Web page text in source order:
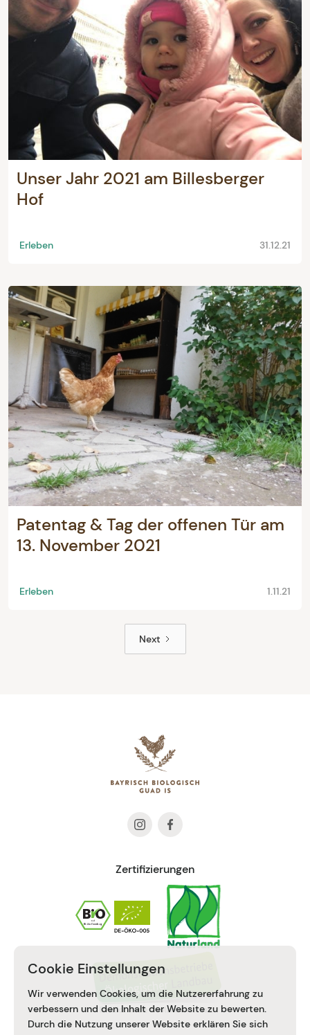
Unser Jahr 2021 am Billesberger
Hof
Erleben 31.12.21
Patentag & Tag der offenen Tür am
13. November 2021
Erleben 1.11.21
Next
Zertifizierungen
Cookie Einstellungen
Wir verwenden Cookies, um die Nutzererfahrung zu
verbessern und den Inhalt der Website zu bewerten.
Durch die Nutzung unserer Website erklären Sie sich